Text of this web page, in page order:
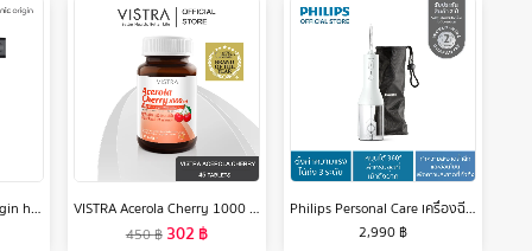
Dyson Supersonic™ Origin hair dryer Black/Nickel ไดร์เป่าผม สีดำ
VISTRA Acerola Cherry 1000 mg & Citrus Bioflavonoids Plus - วิสทร้า อะเซโรลาเชอรี่ 1000 มก. & ซิตรัส ไบโอฟลาโวนอยด์ พลัส ( 45 เม็ด )
450฿ 302฿
Philips Personal Care เครื่องฉีดพ่นน้ำทำความสะอาดซอกฟัน แบบไร้สาย
2,990 ฿